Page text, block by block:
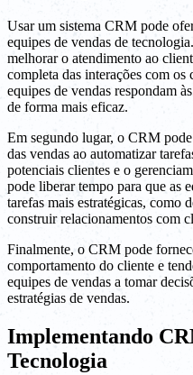
Usar um sistema CRM pode
equipes de vendas de
melhorar o atendimento ao
completa das interações com os
equipes de vendas respondam
de forma mais eficaz.
Em segundo lugar, o CRM
das vendas ao automatizar
potenciais clientes e o
pode liberar tempo para que as
tarefas mais estratégicas, como
construir relacionamentos com
Finalmente, o CRM pode
comportamento do cliente e
equipes de vendas a tomar
estratégias de vendas.
Implementando
Tecnologia